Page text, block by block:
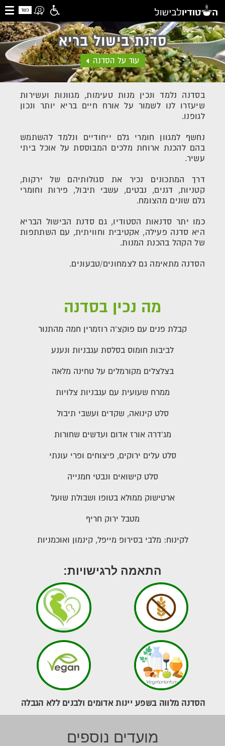
כשר
סדנת בישול בריא
עוד על הסדנה
בסדנה נלמד ונכין מנות טעימות, מגוונות ועשירות
שיעזרו לנו לשמור על אורח חיים בריא יותר ונכון
לגופנו.
נחשף למגוון חומרי גלם ייחודיים ונלמד להשתמש
בהם להכנת ארוחת מלכים המבוססת על אוכל ביתי
עשיר.
דרך המתכונים נכיר את סגולותיהם של ירקות,
קטניות, דגנים, נבטים, עשבי תיבול, פירות וחומרי
גלם שונים מהצומח.
כמו יתר סדנאות הסטודיו, גם סדנת הבישול הבריא
היא סדנה פעילה, אקטיבית וחוויתית, עם השתתפות
של הקהל בהכנת המנות.
הסדנה מתאימה גם לצמחונים/טבעונים.
מה נכין בסדנה
קבלת פנים עם פוקצ'ה רוזמרין חמה מהתנור
לביבות חומוס בסלסת עגבניות ונענע
בצלצלים מקורמלים על טחינה מלאה
ממרח שעועית עם עגבניות צלויות
סלט קינואה, שקדים ועשבי תיבול
מג'דרה אורז אדום ועדשים שחורות
סלט עלים ירוקים, פיצוחים ופרי עונתי
סלט קישואים ונבטי חמנייה
ארטישוק ממולא בטופו ושבולת שועל
מטבל ירוק חריף
לקינוח: מלבי בסירופ מייפל, קינמון ואוכמניות
התאמה לרגישויות:
הסדנה מלווה בשפע יינות אדומים ולבנים ללא הגבלה
מועדים נוספים